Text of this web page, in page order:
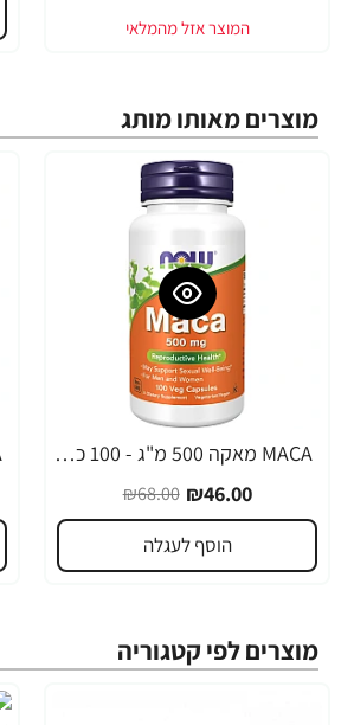
מוצרים מאותו מותג
-32%
MACA מאקה 500 מ"ג - 100 כמוסות - מבית NOW FOODS
₪46.00
₪68.00
הוסף לעגלה
מוצרים לפי קטגוריה